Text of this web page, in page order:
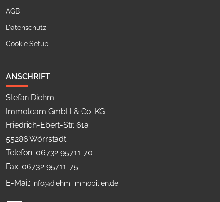
AGB
Datenschutz
Cookie Setup
ANSCHRIFT
Stefan Diehm
Immoteam GmbH & Co. KG
Friedrich-Ebert-Str. 61a
55286 Wörrstadt
Telefon: 06732 95711-70
Fax: 06732 95711-75
E-Mail: info@diehm-immobilien.de